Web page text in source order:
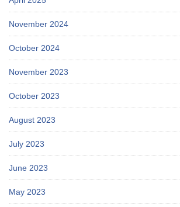
November 2024
October 2024
November 2023
October 2023
August 2023
July 2023
June 2023
May 2023